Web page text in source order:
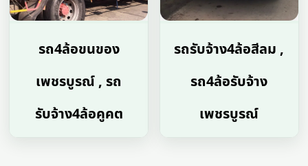
รถ4ล้อขนของ
เพชรบูรณ์ , รถ
รับจ้าง4ล้อคูคต
รถรับจ้าง4ล้อสีลม ,
รถ4ล้อรับจ้าง
เพชรบูรณ์